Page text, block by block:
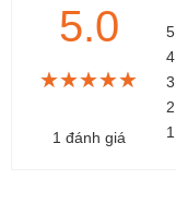
5.0
★★★★★
★★★★★
★★★★★
1 đánh giá
5
4
3
2
1